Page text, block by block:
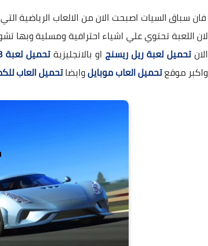
فان سباق السيات اصبحت الان من الالعاب الرياضية
لان اللعبة تحتوي علي اشياء احترافية ومسلية وبها
الانتحميل لعبة ريل ريسنجاو بالانجليزيةتحميل لعبة 3 Real Racing
واكبر موقعتحميل العاب موبايلوايضاتحميل العاب